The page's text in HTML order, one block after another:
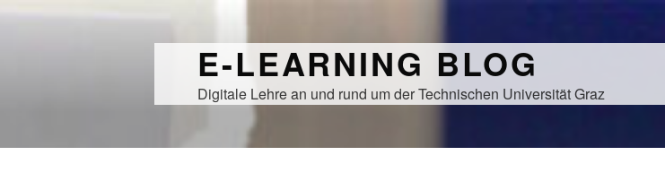
E-LEARNING BLOG
Digitale Lehre an und rund um der Technischen Universität Graz